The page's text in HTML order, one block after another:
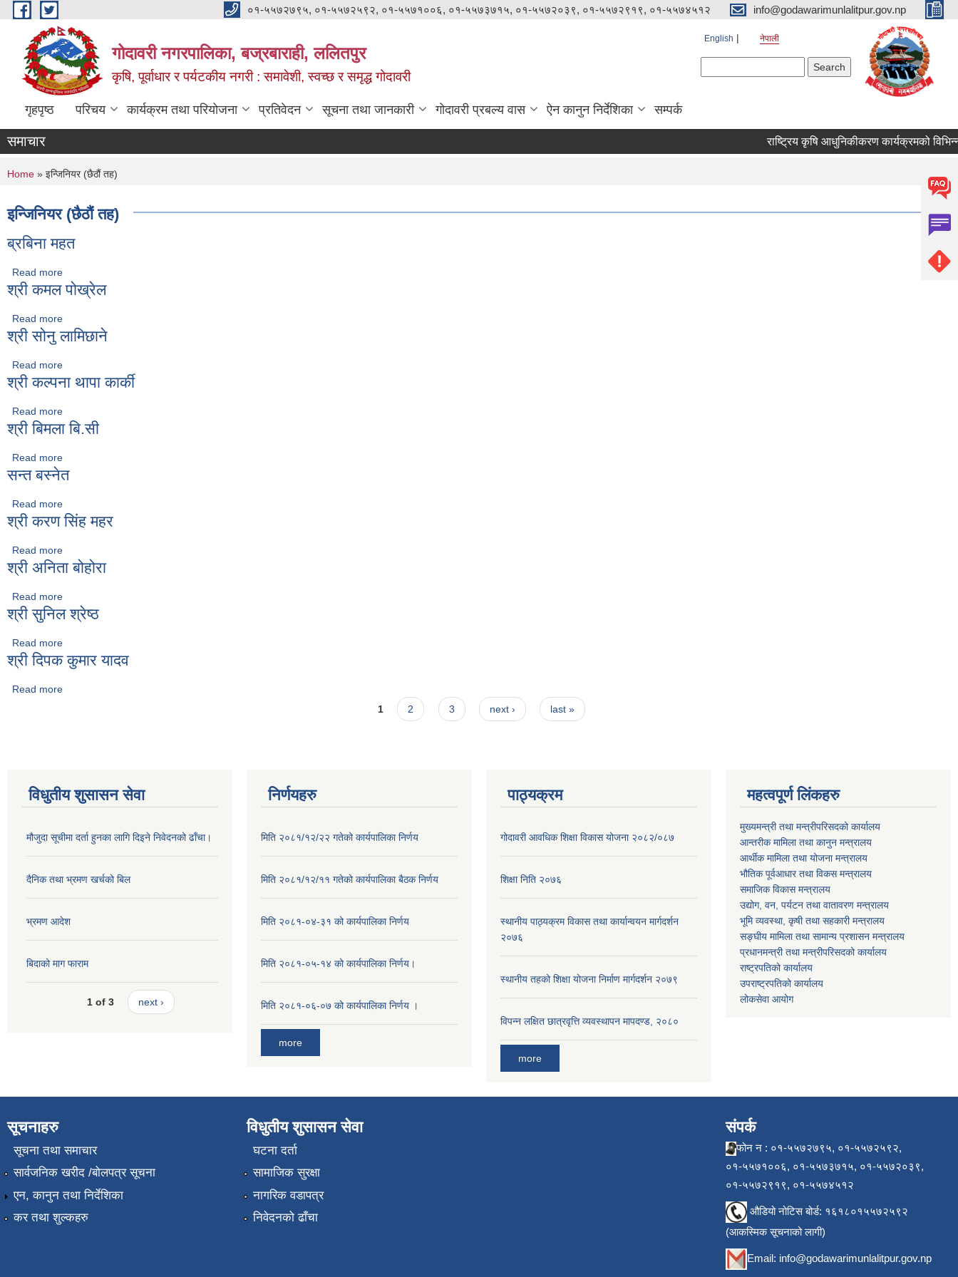
Skip to main content ०१-५५७२७९५, ०१-५५७२५९२, ०१-५५७१००६, ०१-५५७३७१५, ०१-५५७२०३९, ०१-५५७२९१९, ०१-५५७४५१२ info@godawarimunlalitpur.gov.np
गोदावरी नगरपालिका, बज्रबाराही, ललितपुर
कृषि, पूर्वाधार र पर्यटकीय नगरी : समावेशी, स्वच्छ र समृद्ध गोदावरी
English नेपाली
गृहपृष्ठ परिचय कार्यक्रम तथा परियोजना प्रतिवेदन सूचना तथा जानकारी गोदावरी प्रबल्य वास ऐन कानुन निर्देशिका सम्पर्क
समाचार
You are here
Home » इन्जिनियर (छैठौं तह)
इन्जिनियर (छैठौं तह)
ब्रबिना महत
Read more
श्री कमल पोख्रेल
Read more
श्री सोनु लामिछाने
Read more
श्री कल्पना थापा कार्की
Read more
श्री बिमला बि.सी
Read more
सन्त बस्नेत
Read more
श्री करण सिंह महर
Read more
श्री अनिता बोहोरा
Read more
श्री सुनिल श्रेष्ठ
Read more
श्री दिपक कुमार यादव
Read more
1 2 3 next › last »
विधुतीय शुसासन सेवा
मौजुदा सूचीमा दर्ता हुनका लागि दिइने निवेदनको ढाँचा।
दैनिक तथा भ्रमण खर्चको बिल
भ्रमण आदेश
बिदाको माग फाराम
1 of 3 next ›
निर्णयहरु
मिति २०८१/१२/२२ गतेको कार्यपालिका निर्णय
मिति २०८१/१२/११ गतेको कार्यपालिका बैठक निर्णय
मिति २०८१-०४-३१ को कार्यपालिका निर्णय
मिति २०८१-०५-१४ को कार्यपालिका निर्णय।
मिति २०८१-०६-०७ को कार्यपालिका निर्णय ।
more
पाठ्यक्रम
गोदावरी आवधिक शिक्षा विकास योजना २०८२/०८७
शिक्षा निति २०७६
स्थानीय पाठ्यक्रम विकास तथा कार्यान्वयन मार्गदर्शन
२०७६
स्थानीय तहको शिक्षा योजना निर्माण मार्गदर्शन २०७९
विपन्न लक्षित छात्रवृत्ति व्यवस्थापन मापदण्ड, २०८०
more
महत्वपूर्ण लिंकहरु
मुख्यमन्त्री तथा मन्त्रीपरिसदको कार्यालय
आन्तरीक मामिला तथा कानुन मन्त्रालय
आर्थीक मामिला तथा योजना मन्त्रालय
भौतिक पूर्वआधार तथा विकस मन्त्रालय
समाजिक विकास मन्त्रालय
उद्योग, वन, पर्यटन तथा वातावरण मन्त्रालय
भूमि व्यवस्था, कृषी तथा सहकारी मन्त्रालय
सङ्घीय मामिला तथा सामान्य प्रशासन मन्त्रालय
प्रधानमन्त्री तथा मन्त्रीपरिसदको कार्यालय
राष्ट्रपतिको कार्यालय
उपराष्ट्रपतिको कार्यालय
लोकसेवा आयोग
सूचनाहरु
सूचना तथा समाचार
सार्वजनिक खरीद /बोलपत्र सूचना
एन, कानुन तथा निर्देशिका
कर तथा शुल्कहरु
विधुतीय शुसासन सेवा
घटना दर्ता
सामाजिक सुरक्षा
नागरिक वडापत्र
निवेदनको ढाँचा
संपर्क
फोन न : ०१-५५७२७९५, ०१-५५७२५९२,
०१-५५७१००६, ०१-५५७३७१५, ०१-५५७२०३९,
०१-५५७२९१९, ०१-५५७४५१२
औडियो नोटिस बोर्ड: १६१८०१५५७२५९२
(आकस्मिक सूचनाको लागी)
Email: info@godawarimunlalitpur.gov.np